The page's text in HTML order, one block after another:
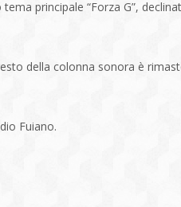
principale “Forza G”,
della colonna sonora è
Fuiano.